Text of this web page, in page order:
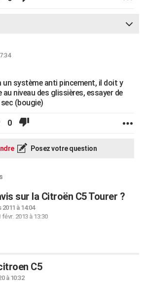
un système anti pincement, il doit y
niveau des glissières, essayer de
(bougie)
0
Posez votre question
sur la Citroën C5 Tourer ?
2011 à 14:04
févr. 2013 à 13:30
C5
à 10:32